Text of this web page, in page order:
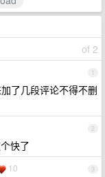
of 2
1
了几段评论不得不删
2
快了
3
10